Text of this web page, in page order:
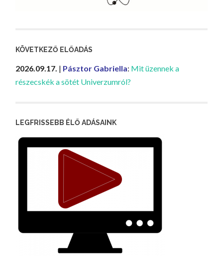
KÖVETKEZŐ ELŐADÁS
2026.09.17. | Pásztor Gabriella: Mit üzennek a
részecskék a sötét Univerzumról?
LEGFRISSEBB ÉLŐ ADÁSAINK